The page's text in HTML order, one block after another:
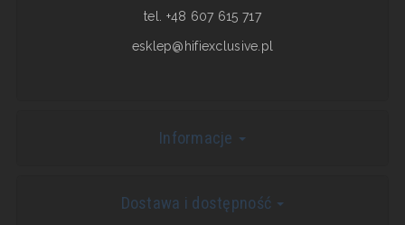
tel. +48 607 615 717
esklep@hifiexclusive.pl
Informacje
Dostawa i dostępność